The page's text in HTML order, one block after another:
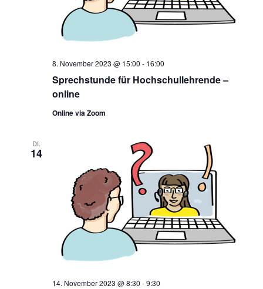
Sprechstunde für Hochschullehrende –
online
8. November 2023 @ 15:00 - 16:00
Online via Zoom
DI.
14
14. November 2023 @ 8:30 -9:30